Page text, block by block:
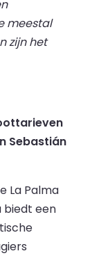
meestal
zijn het
Sebastián
La Palma
biedt een